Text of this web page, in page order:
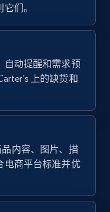
Currency, Initial
shop products
们。
自动提醒和需求预
上的缺货和
品内容、图片、描
电商平台标准并优